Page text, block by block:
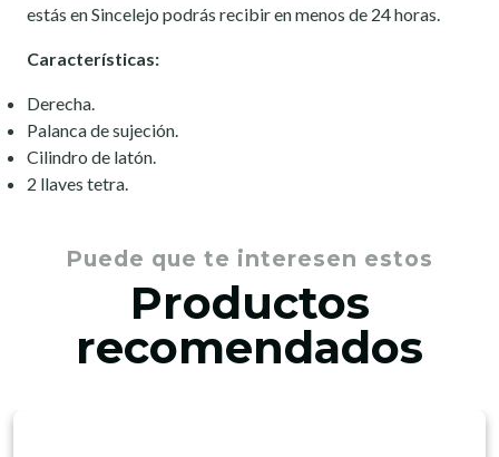
estás en Sincelejo podrás recibir en menos de 24 horas.
Características:
Derecha.
Palanca de sujeción.
Cilindro de latón.
2 llaves tetra.
Puede que te interesen estos
Productos
recomendados